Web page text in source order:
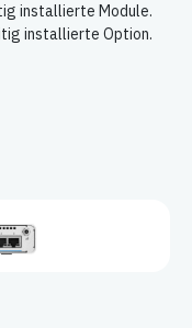
installierte Module.
installierte Option.